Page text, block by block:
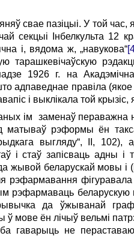
свае пазіцыі. У той
секцыі Інбелкульта 12
і, вядома ж, „навукова“
тарашкевічаўскую
1926 г. на
адпаведнае правіла
і вы­клікала той
ім заменаў пераважна
матываў рэформы ён
выгляду“, II, 102),
і стаў запісваць
жывой беларускай мовы
рэфармавання
рэфармаваць беларускую
да ўжыванай
мове ён лічыў вельмі
гаварыць не